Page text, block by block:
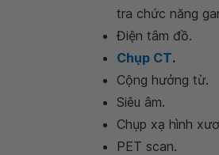
tra chức năng
Điện tâm đồ.
Chụp CT.
Cộng hưởng từ.
Siêu âm.
Chụp xạ hình
PET scan.